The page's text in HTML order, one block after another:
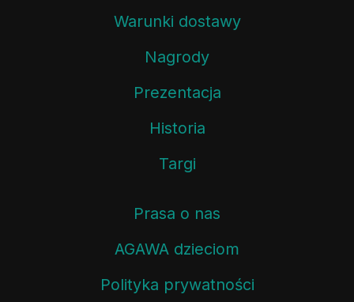
Warunki dostawy
Nagrody
Prezentacja
Historia
Targi
Prasa o nas
AGAWA dzieciom
Polityka prywatności